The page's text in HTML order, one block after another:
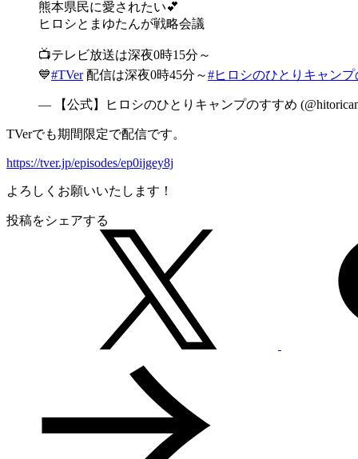
熊本県民に愛されたい💕
ヒロシとまゆたんが戦略会議
📺テレビ放送は深夜0時15分～
💙#TVer配信は深夜0時45分～#ヒロシのひとりキャン
— 【公式】ヒロシのひとりキャンプのすすめ
TVerでも期間限定で配信です。
https://tver.jp/episodes/ep0ijgey8j
よろしくお願いいたします！
投稿をシェアする